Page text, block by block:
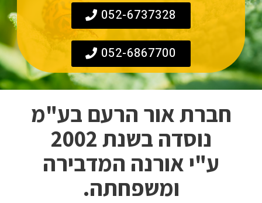
052-6737328
052-6867700
חברת אור הרעם בע"מ
נוסדה בשנת 2002
ע"י אורנה המדבירה
ומשפחתה.